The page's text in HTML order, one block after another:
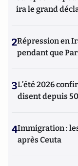
ira le grand
2Répression en
pendant que
3L’été 2026
disent depuis
4Immigration :
après Ceuta